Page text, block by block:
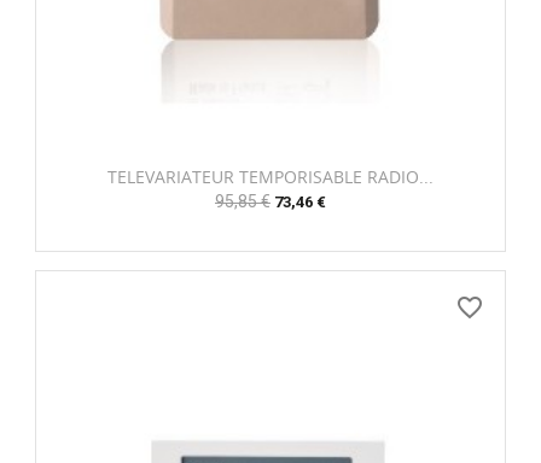
TELEVARIATEUR TEMPORISABLE RADIO...
Prix
95,85 € Prix
73,46 €
favorite_border